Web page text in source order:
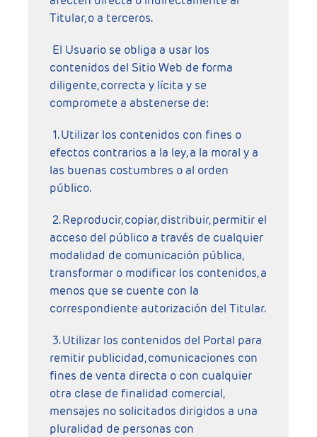
Titular, o a terceros.
El Usuario se obliga a usar los
contenidos del Sitio Web de forma
diligente, correcta y lícita y se
compromete a abstenerse de:
1. Utilizar los contenidos con fines o
efectos contrarios a la ley, a la moral y a
las buenas costumbres o al orden
público.
2. Reproducir, copiar, distribuir, permitir el
acceso del público a través de cualquier
modalidad de comunicación pública,
transformar o modificar los contenidos, a
menos que se cuente con la
correspondiente autorización del Titular.
3. Utilizar los contenidos del Portal para
remitir publicidad, comunicaciones con
fines de venta directa o con cualquier
otra clase de finalidad comercial,
mensajes no solicitados dirigidos a una
pluralidad de personas con